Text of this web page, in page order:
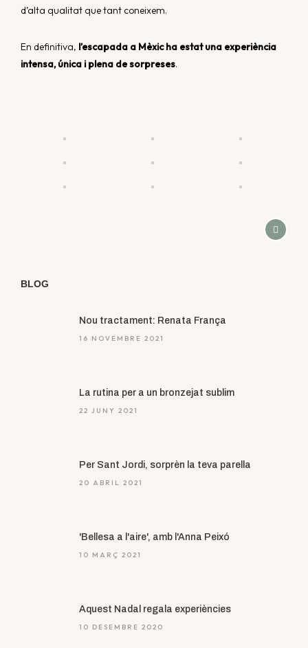
d’alta qualitat que tant coneixem.
En definitiva, l’escapada a Mèxic ha estat una experiència
intensa, única i plena de sorpreses.
BLOG
Nou tractament: Renata França
16 NOVEMBRE 2021
La rutina per a un bronzejat sublim
22 JUNY 2021
Per Sant Jordi, sorprèn la teva parella
20 ABRIL 2021
'Bellesa a l'aire', amb l'Anna Peixó
10 MARÇ 2021
Aquest Nadal regala experiències
10 DESEMBRE 2020